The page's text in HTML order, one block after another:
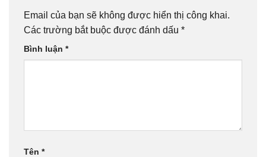
Email của bạn sẽ không được hiển thị công khai.
Các trường bắt buộc được đánh dấu *
Bình luận *
Tên *